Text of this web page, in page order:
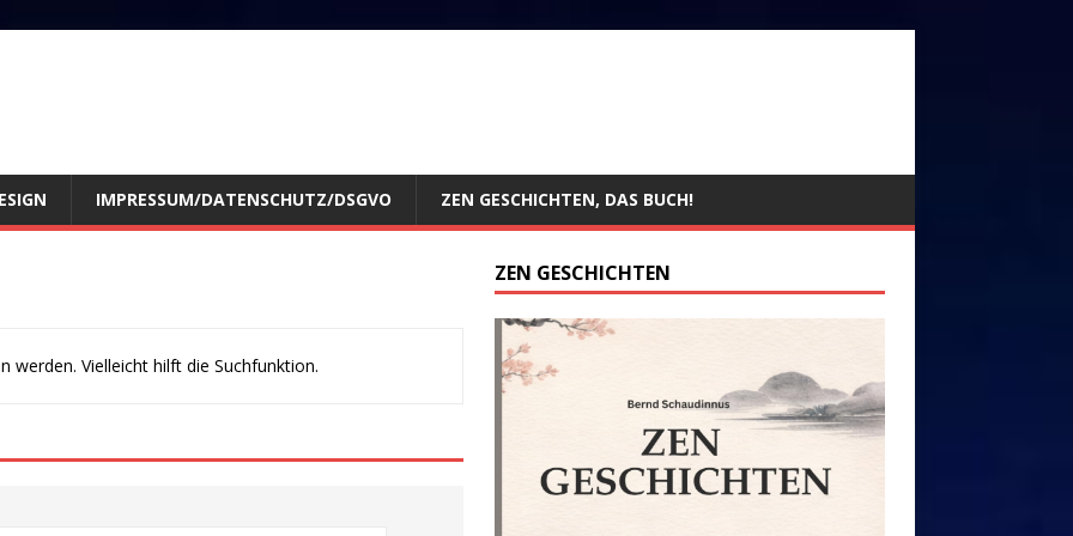
IMPRESSUM/DATENSCHUTZ/DSGVO ZEN GESCHICHTEN, DAS BUCH!
werden. Vielleicht hilft die Suchfunktion.
ZEN GESCHICHTEN